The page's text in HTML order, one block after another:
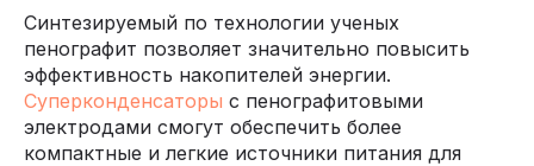
Синтезируемый по технологии ученых
пенографит позволяет значительно повысить
эффективность накопителей энергии.
Суперконденсаторы с пенографитовыми
электродами смогут обеспечить более
компактные и легкие источники питания для